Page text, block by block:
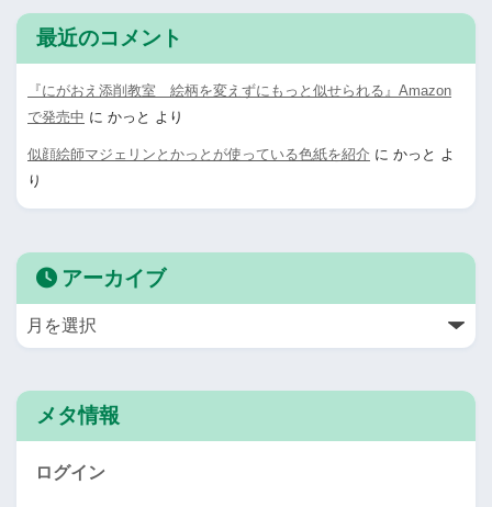
最近のコメント
『にがおえ添削教室 絵柄を変えずにもっと似せられる』Amazon
で発売中 に かっと より
似顔絵師マジェリンとかっとが使っている色紙を紹介 に かっと よ
り
アーカイブ
メタ情報
ログイン